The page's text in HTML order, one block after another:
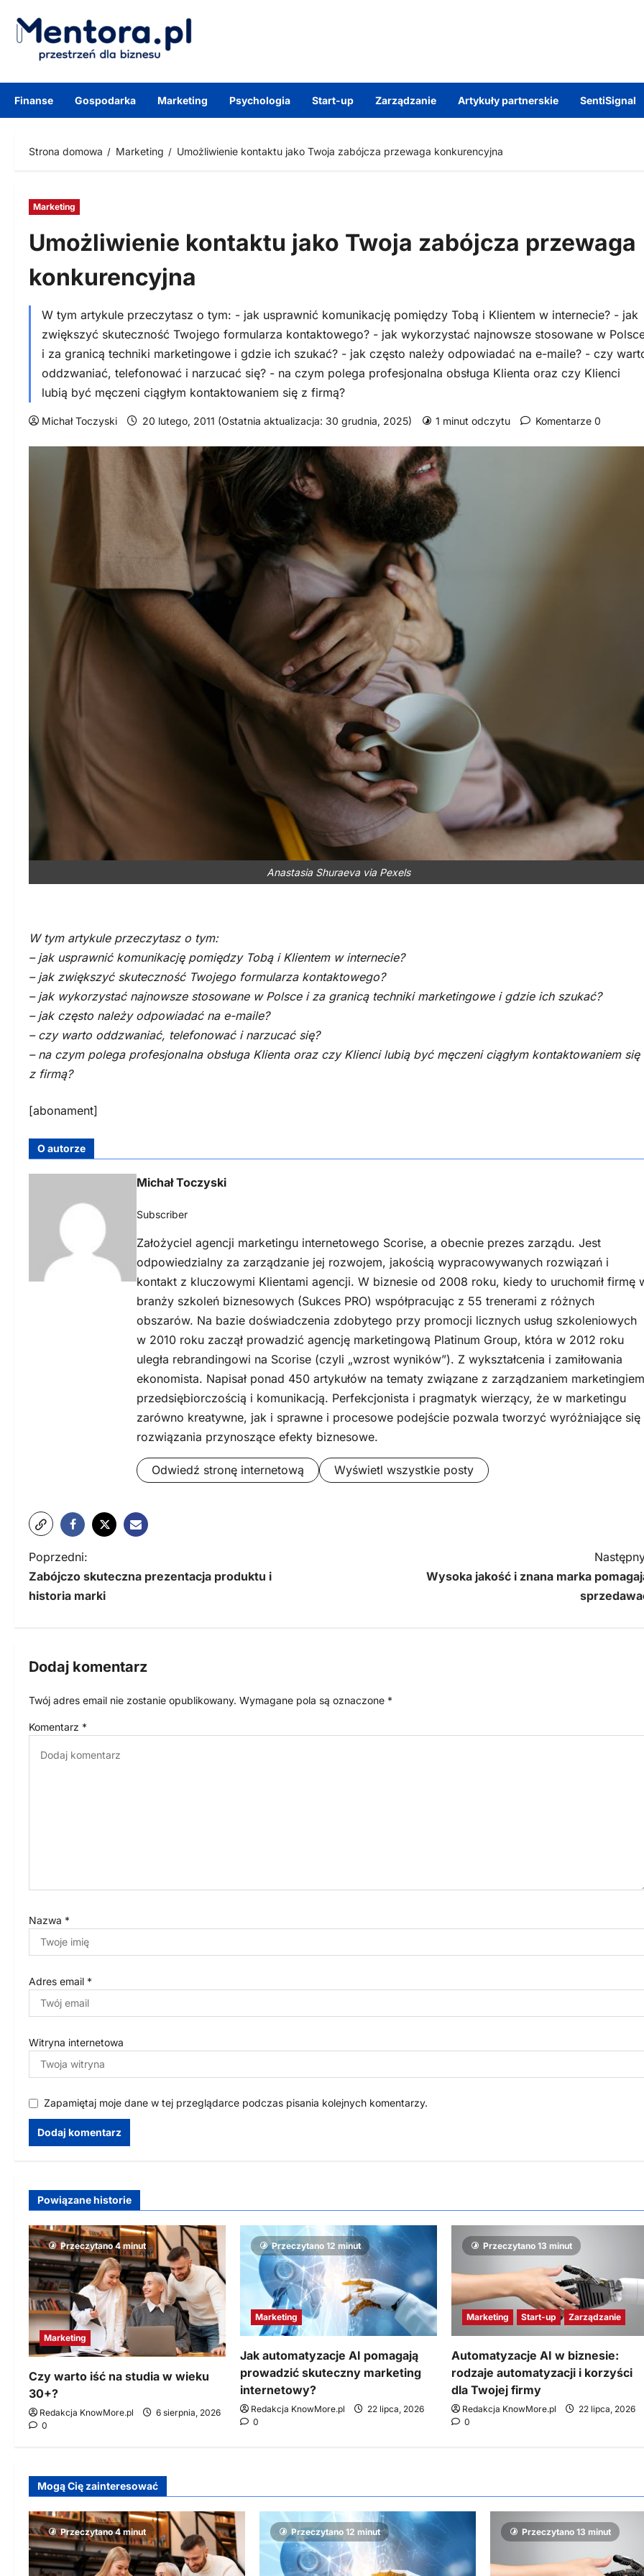
treści
Finanse Gospodarka Marketing Psychologia Start-up Zarządzanie Artykuły partnerskie SentiSignal
Strona domowa Marketing Umożliwienie kontaktu jako Twoja zabójcza przewaga konkurencyjna
Marketing
Umożliwienie kontaktu jako Twoja zabójcza przewaga
konkurencyjna
W tym artykule przeczytasz o tym: - jak usprawnić komunikację pomiędzy Tobą i Klientem w internecie? - jak
zwiększyć skuteczność Twojego formularza kontaktowego? - jak wykorzystać najnowsze stosowane w
i za granicą techniki marketingowe i gdzie ich szukać? - jak często należy odpowiadać na e-maile? - czy
oddzwaniać, telefonować i narzucać się? - na czym polega profesjonalna obsługa Klienta oraz czy Klienci
lubią być męczeni ciągłym kontaktowaniem się z firmą?
Michał Toczyski 20 lutego, 2011 (Ostatnia aktualizacja: 30 grudnia, 2025) 1 minut odczytu Komentarze 0
Anastasia Shuraeva via Pexels
W tym artykule przeczytasz o tym:
– jak usprawnić komunikację pomiędzy Tobą i Klientem w internecie?
– jak zwiększyć skuteczność Twojego formularza kontaktowego?
– jak wykorzystać najnowsze stosowane w Polsce i za granicą techniki marketingowe i gdzie ich szukać?
– jak często należy odpowiadać na e-maile?
– czy warto oddzwaniać, telefonować i narzucać się?
– na czym polega profesjonalna obsługa Klienta oraz czy Klienci lubią być męczeni ciągłym kontaktowaniem się
z firmą?
[abonament]
O autorze
Michał Toczyski
Subscriber
Założyciel agencji marketingu internetowego Scorise, a obecnie prezes zarządu. Jest
odpowiedzialny za zarządzanie jej rozwojem, jakością wypracowywanych rozwiązań i
kontakt z kluczowymi Klientami agencji. W biznesie od 2008 roku, kiedy to uruchomił firmę
branży szkoleń biznesowych (Sukces PRO) współpracując z 55 trenerami z różnych
obszarów. Na bazie doświadczenia zdobytego przy promocji licznych usług szkoleniowych
w 2010 roku zaczął prowadzić agencję marketingową Platinum Group, która w 2012 roku
uległa rebrandingowi na Scorise (czyli „wzrost wyników”). Z wykształcenia i zamiłowania
ekonomista. Napisał ponad 450 artykułów na tematy związane z zarządzaniem
przedsiębiorczością i komunikacją. Perfekcjonista i pragmatyk wierzący, że w marketingu
zarówno kreatywne, jak i sprawne i procesowe podejście pozwala tworzyć wyróżniające się
rozwiązania przynoszące efekty biznesowe.
Odwiedź stronę internetową Wyświetl wszystkie posty
N
a
g
j
u
Poprzedni:
Zabójczo skuteczna prezentacja produktu i
historia marki
Wysoka jakość i znana marka
Dodaj komentarz
Twój adres email nie zostanie opublikowany. Wymagane pola są oznaczone *
Komentarz *
Nazwa *
Adres email *
Witryna internetowa
Zapamiętaj moje dane w tej przeglądarce podczas pisania kolejnych komentarzy.
Powiązane historie
Przeczytano 4 minut
Marketing
Czy warto iść na studia w wieku
30+?
Redakcja KnowMore.pl
6 sierpnia, 2026
0
Przeczytano 12 minut
Marketing
Jak automatyzacje AI pomagają
prowadzić skuteczny marketing
internetowy?
Redakcja KnowMore.pl
22 lipca, 2026
0
Przeczytano 13 minut
Marketing Start-up Zarządzanie
Automatyzacje AI w biznesie:
rodzaje automatyzacji i korzyści
dla Twojej firmy
Redakcja KnowMore.pl
22 lipca, 2026
0
Mogą Cię zainteresować
Przeczytano 4 minut Przeczytano 12 minut Przeczytano 13 minut